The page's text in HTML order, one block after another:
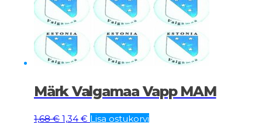
Märk Valgamaa Vapp MAM
1,68€ Algne
1,34 € Current
Lisa ostukorvi